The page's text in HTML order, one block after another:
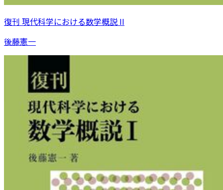
復刊 現代科学における数学概説 II
後藤憲一